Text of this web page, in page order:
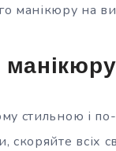
манікюру на
стильною і
скоряйте всіх